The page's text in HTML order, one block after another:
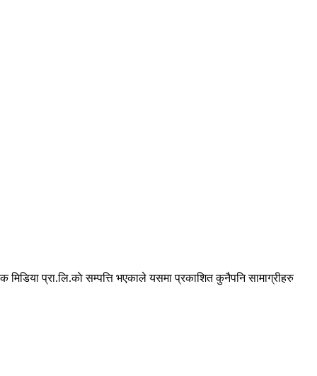
प्रा.लि.काे सम्पत्ति भएकाले यसमा प्रकाशित कुनैपनि सामाग्रीहरु